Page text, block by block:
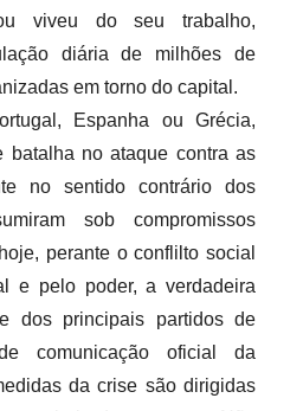
l
e
x
i
v
e
s
viveu do seu trabalho,
diária de milhões de
em torno do capital.
Espanha ou Grécia,
batalha no ataque contra as
no sentido contrário dos
sob compromissos
perante o conflilto social
e pelo poder, a verdadeira
dos principais partidos de
comunicação oficial da
da crise são dirigidas